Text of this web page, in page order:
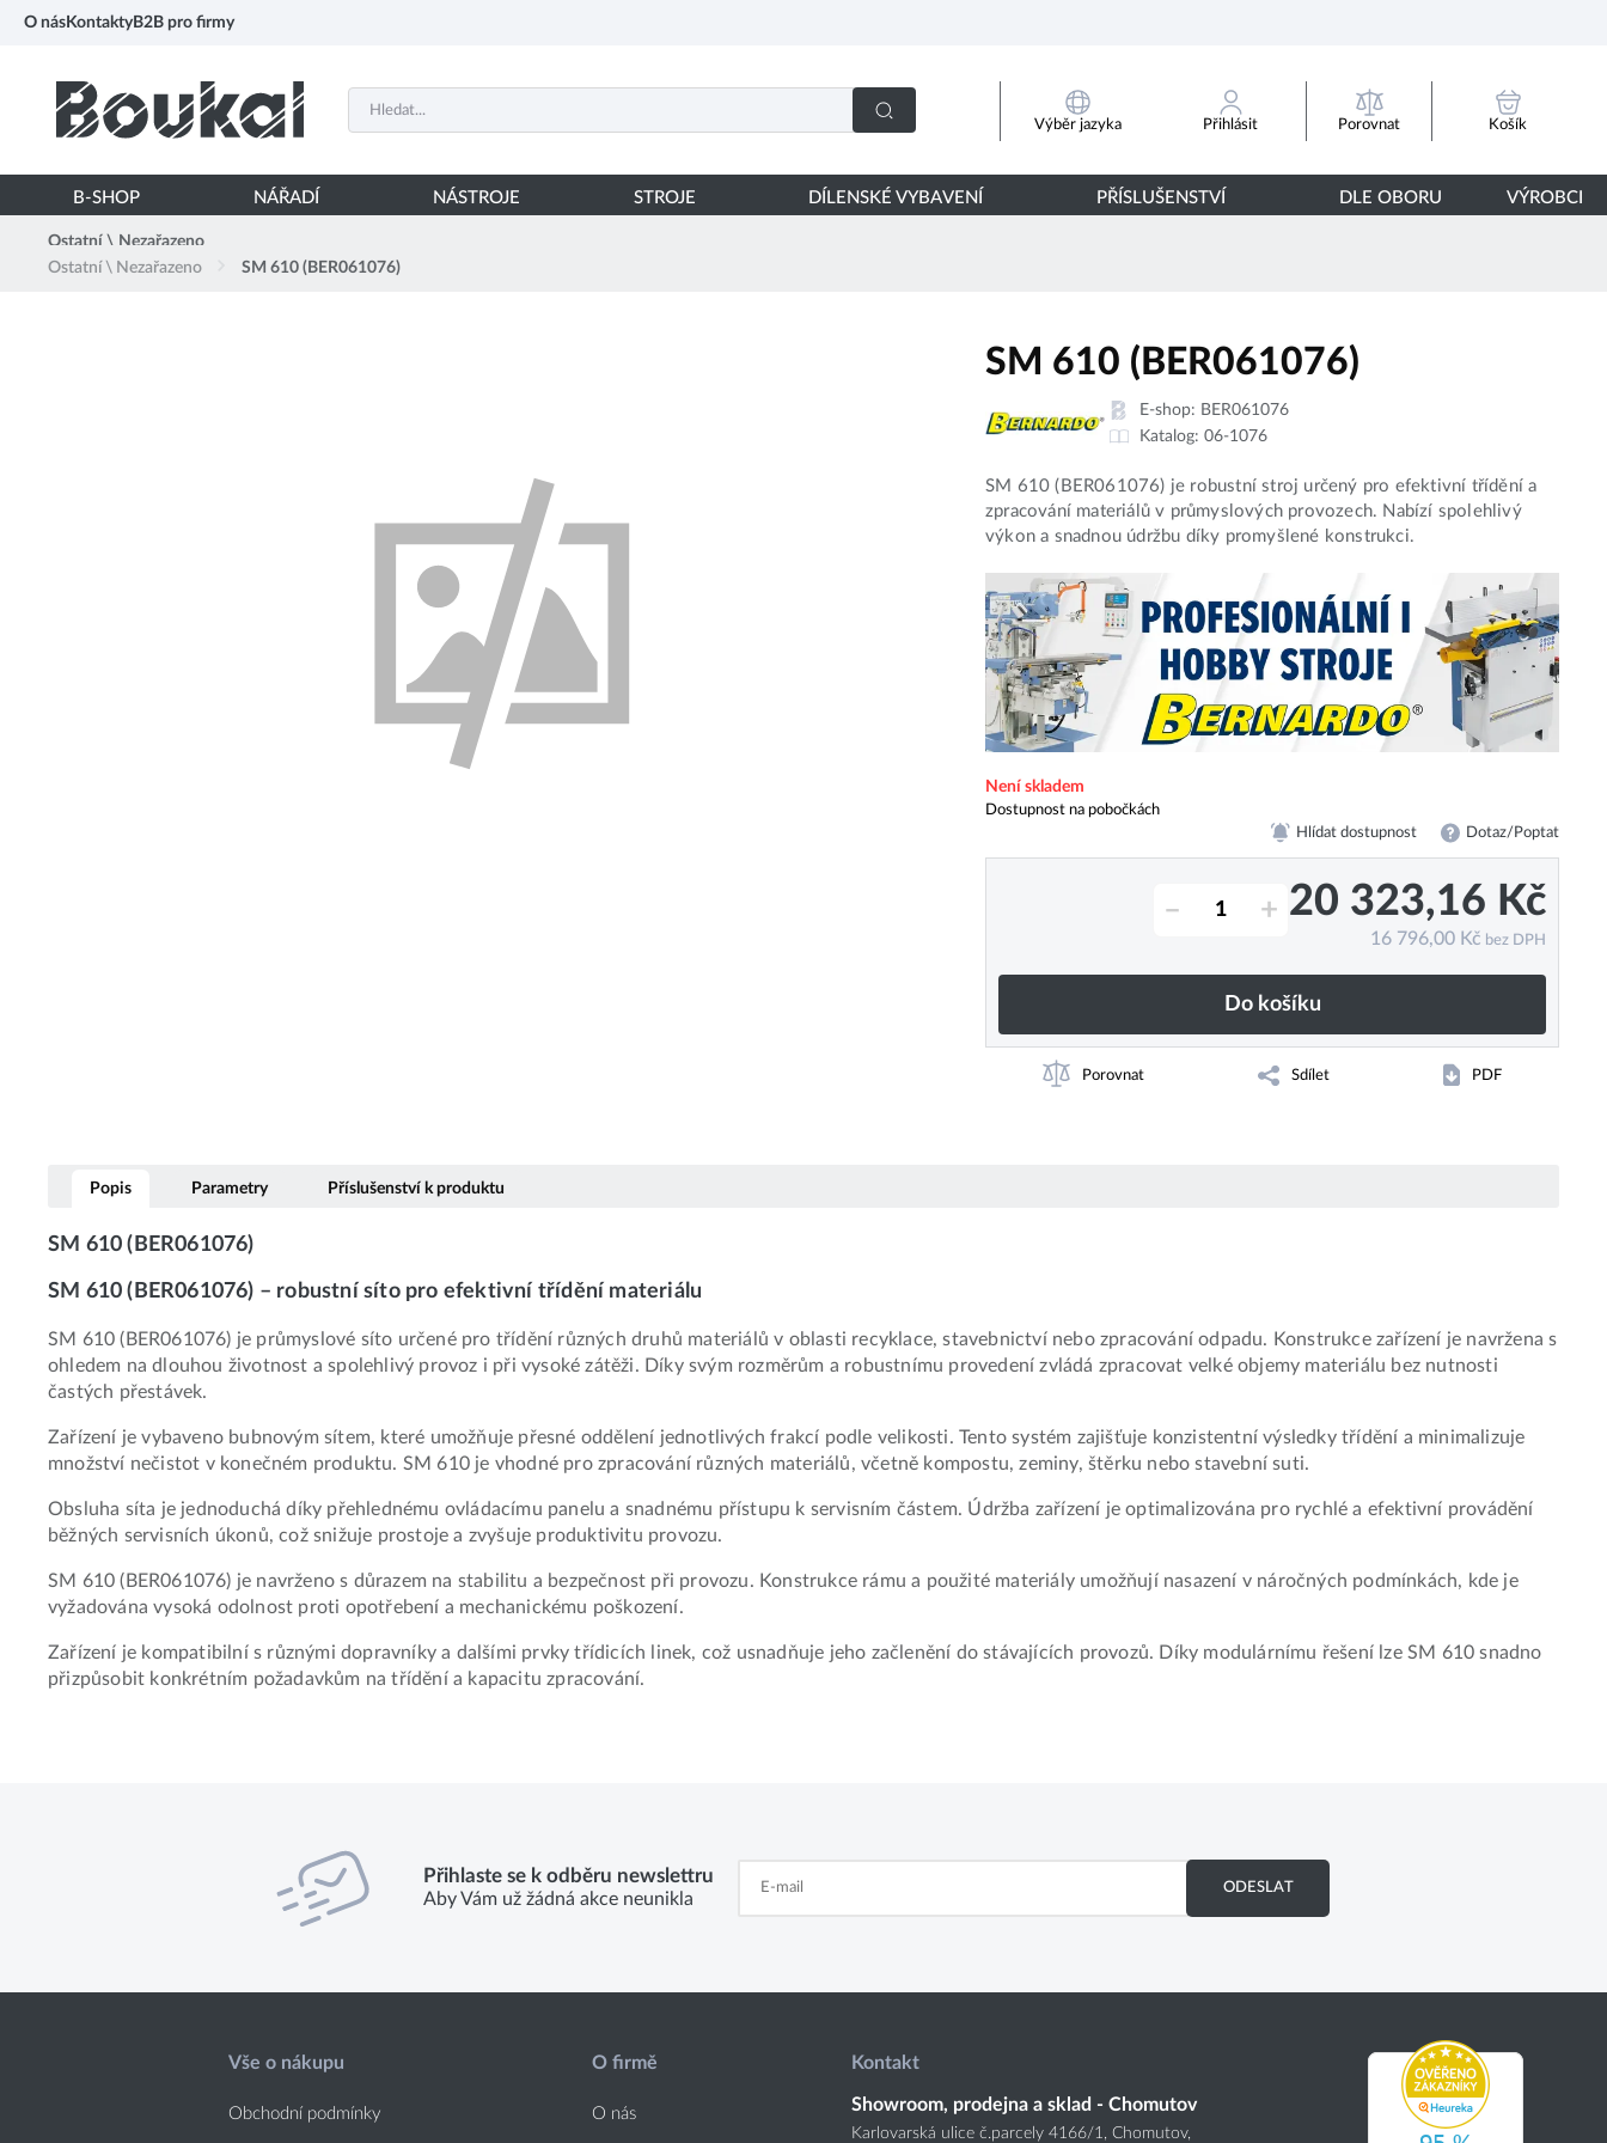
O nás Kontakty B2B pro firmy
Výběr jazyka Přihlásit Porovnat Košík
B-SHOP NÁŘADÍ NÁSTROJE STROJE DÍLENSKÉ VYBAVENÍ PŘÍSLUŠENSTVÍ DLE OBORU VÝROBCI
Ostatní \ Nezařazeno
Ostatní \ Nezařazeno
SM 610 (BER061076)
SM 610 (BER061076)
E-shop: BER061076
Katalog: 06-1076
SM 610 (BER061076) je robustní stroj určený pro efektivní třídění a
zpracování materiálů v průmyslových provozech. Nabízí spolehlivý
výkon a snadnou údržbu díky promyšlené konstrukci.
Není skladem
Dostupnost na pobočkách
Hlídat dostupnost Dotaz/Poptat
– + 20 323,16 Kč
16 796,00 Kč bez DPH
Do košíku
Porovnat Sdílet PDF
Popis Parametry Příslušenství k produktu
SM 610 (BER061076)
SM 610 (BER061076) – robustní síto pro efektivní třídění materiálu
SM 610 (BER061076) je průmyslové síto určené pro třídění různých druhů materiálů v oblasti recyklace, stavebnictví nebo zpracování odpadu. Konstrukce zařízení je navržena s
ohledem na dlouhou životnost a spolehlivý provoz i při vysoké zátěži. Díky svým rozměrům a robustnímu provedení zvládá zpracovat velké objemy materiálu bez nutnosti
častých přestávek.
Zařízení je vybaveno bubnovým sítem, které umožňuje přesné oddělení jednotlivých frakcí podle velikosti. Tento systém zajišťuje konzistentní výsledky třídění a minimalizuje
množství nečistot v konečném produktu. SM 610 je vhodné pro zpracování různých materiálů, včetně kompostu, zeminy, štěrku nebo stavební suti.
Obsluha síta je jednoduchá díky přehlednému ovládacímu panelu a snadnému přístupu k servisním částem. Údržba zařízení je optimalizována pro rychlé a efektivní provádění
běžných servisních úkonů, což snižuje prostoje a zvyšuje produktivitu provozu.
SM 610 (BER061076) je navrženo s důrazem na stabilitu a bezpečnost při provozu. Konstrukce rámu a použité materiály umožňují nasazení v náročných podmínkách, kde je
vyžadována vysoká odolnost proti opotřebení a mechanickému poškození.
Zařízení je kompatibilní s různými dopravníky a dalšími prvky třídicích linek, což usnadňuje jeho začlenění do stávajících provozů. Díky modulárnímu řešení lze SM 610 snadno
přizpůsobit konkrétním požadavkům na třídění a kapacitu zpracování.
Přihlaste se k odběru newslettru
Aby Vám už žádná akce neunikla
ODESLAT
Vše o nákupu
Obchodní podmínky
O firmě
O nás
Kontakt
Showroom, prodejna a sklad - Chomutov
Karlovarská ulice č.parcely 4166/1, Chomutov,